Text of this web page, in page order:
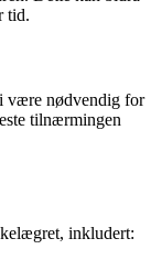
tid.
være nødvendig for
tilnærmingen
inkludert: